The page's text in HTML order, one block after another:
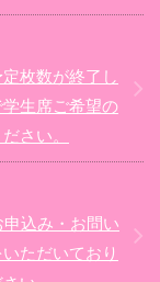
枚数が終了し
生席ご希望の
さい。
込み・お問い
ただいており